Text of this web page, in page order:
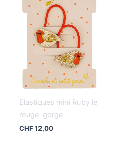
Elastiques mini Ruby le
rouge-gorge
CHF12,00